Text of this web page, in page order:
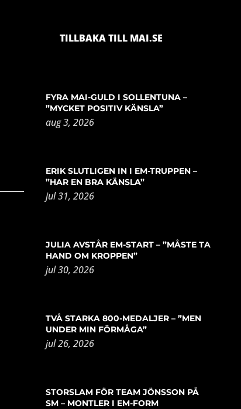
TILLBAKA TILL MAI.SE
FYRA MAI-GULD I SOLLENTUNA –
”MYCKET POSITIV KÄNSLA”
aug 3, 2026
ERIK SLUTLIGEN IN I EM-TRUPPEN –
”HAR EN BRA KÄNSLA”
jul 31, 2026
JULIA AVSTÅR EM-START – ”MÅSTE TA
HAND OM KROPPEN”
jul 30, 2026
TVÅ STARKA 800-MEDALJER – ”MEN
UNDER MIN FÖRMÅGA”
jul 26, 2026
STORSLAM FÖR TEAM JÖNSSON PÅ
SM – MONTLER I EM-FORM